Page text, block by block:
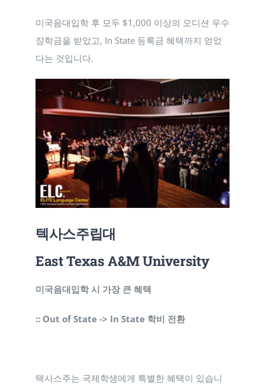
미국음대입학 후 모두 $1,000 이상의 오디션 우수
장학금을 받았고, In State 등록금 혜택까지 얻었
다는 것입니다.
텍사스주립대
East Texas A&M University
미국음대입학 시 가장 큰 혜택
:: Out of State -> In State 학비 전환
텍사스주는 국제학생에게 특별한 혜택이 있습니